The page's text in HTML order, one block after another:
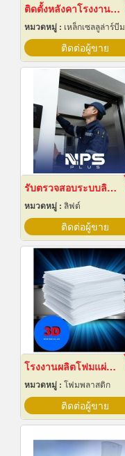
ติดตั้งหลังคาโรงงานเซลลูล่าร์บีม
หมวดหมู่ : เหล็กเซลลูล่าร์บีม
ติดต่อผู้ขาย
รับตรวจสอบระบบลิฟต์ ซ่อมบำรุงรักษา Maintenance
หมวดหมู่ : ลิฟต์
ติดต่อผู้ขาย
โรงงานผลิตโฟมแผ่นเกรด A ชลบุรี
หมวดหมู่ : โฟมพลาสติก
ติดต่อผู้ขาย